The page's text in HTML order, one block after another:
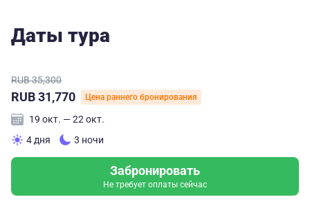
Даты тура
RUB 35,300
RUB 31,770 Цена раннего бронирования
19 окт. — 22 окт.
4 дня
3 ночи
Забронировать
Не требует оплаты сейчас